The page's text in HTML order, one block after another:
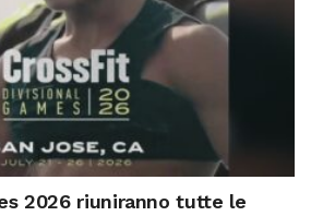
2026 riuniranno tutte le